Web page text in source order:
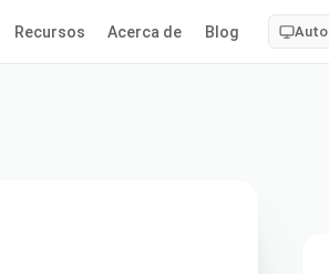
Recursos Acerca de Blog Auto